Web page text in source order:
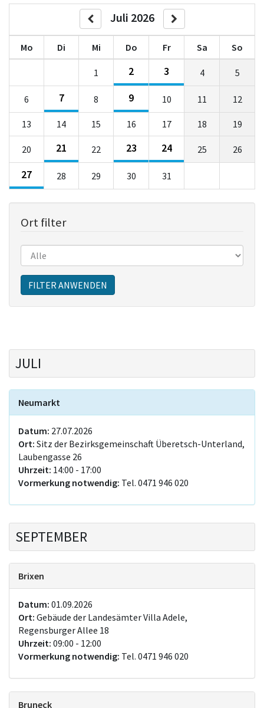
Juli 2026
Mo Di Mi Do Fr Sa So
1 2 3 4 5
6 7 8 9 10 11 12
13 14 15 16 17 18 19
20 21 22 23 24 25 26
27 28 29 30 31
Ort filter
Sitzungen
FILTER ANWENDEN
JULI
Neumarkt
Datum: 27.07.2026
Ort: Sitz der Bezirksgemeinschaft Überetsch-Unterland,
Laubengasse 26
Uhrzeit: 14:00 - 17:00
Vormerkung notwendig: Tel. 0471 946 020
SEPTEMBER
Brixen
Datum: 01.09.2026
Ort: Gebäude der Landesämter Villa Adele,
Regensburger Allee 18
Uhrzeit: 09:00 - 12:00
Vormerkung notwendig: Tel. 0471 946 020
Bruneck